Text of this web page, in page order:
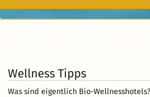
Wellness Tipps
Was sind eigentlich Bio-